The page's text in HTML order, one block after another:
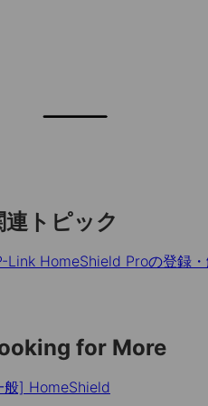
連トピック
Link HomeShield Proの登録
for More
般] HomeShield